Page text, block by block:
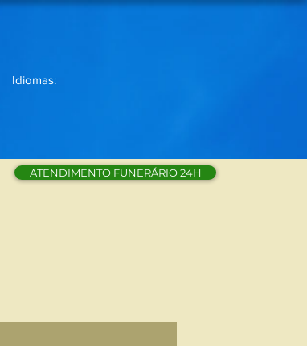
Idiomas:
ATENDIMENTO FUNERÁRIO 24H